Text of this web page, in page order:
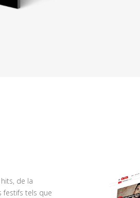
de la
festifs tels que